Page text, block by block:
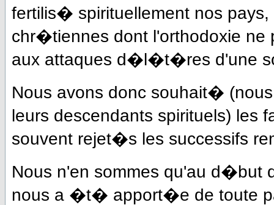
fertilis� spirituellement nos
chr�tiennes dont l'orthodoxie
aux attaques d�l�t�res d'une
Nous avons donc souhait�
leurs descendants spirituels) les
souvent rejet�s les successifs
Nous n'en sommes qu'au
nous a �t� apport�e de toute